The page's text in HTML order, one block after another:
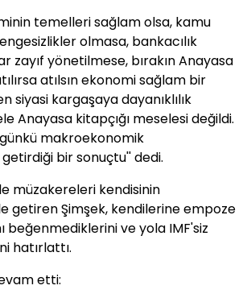
temelleri sağlam olsa, kamu
olmasa, bankacılık
zayıf yönetilmese, bırakın Anayasa
atılsın ekonomi sağlam bir
siyasi kargaşaya dayanıklılık
Anayasa kitapçığı meselesi değildi.
makroekonomik
bir sonuçtu'' dedi.
müzakereleri kendisinin
getiren Şimşek, kendilerine empoze
beğenmediklerini ve yola IMF'siz
hatırlattı.
etti: